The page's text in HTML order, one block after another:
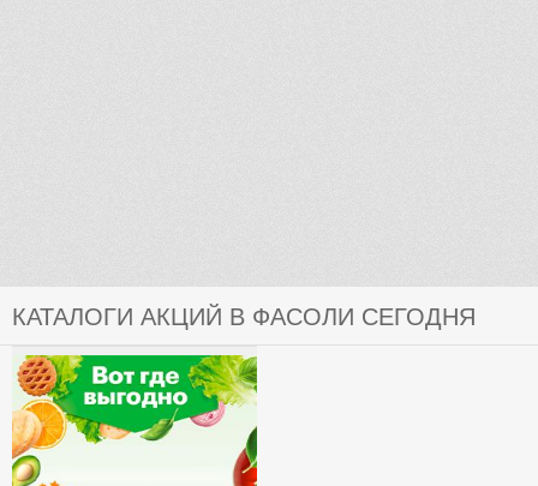
КАТАЛОГИ АКЦИЙ В ФАСОЛИ СЕГОДНЯ